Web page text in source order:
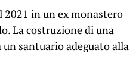
in un ex monastero
La costruzione di una
santuario adeguato alla